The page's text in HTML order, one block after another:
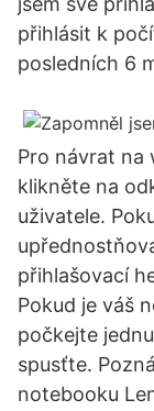
přihlásit k
posledních 6
Pro návrat na
klikněte na
uživatele.
přihlašovací
Pokud je váš
počkejte
spusťte.
notebooku